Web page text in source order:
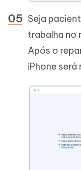
Seja
trabalha no
Após o
iPhone